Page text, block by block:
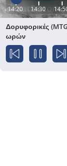
14:20 14:30
Δορυφορικές
ωρών